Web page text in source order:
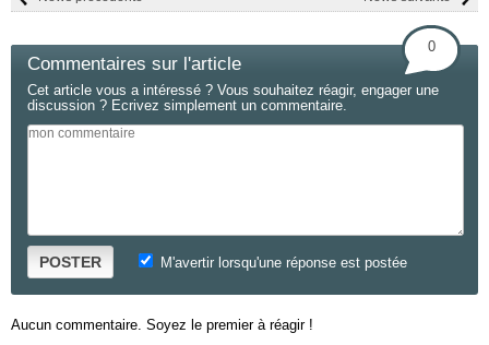
Commentaires sur l'article
0
Cet article vous a intéressé ? Vous souhaitez réagir, engager une
discussion ? Ecrivez simplement un commentaire.
POSTER M'avertir lorsqu'une réponse est postée
Aucun commentaire. Soyez le premier à réagir !